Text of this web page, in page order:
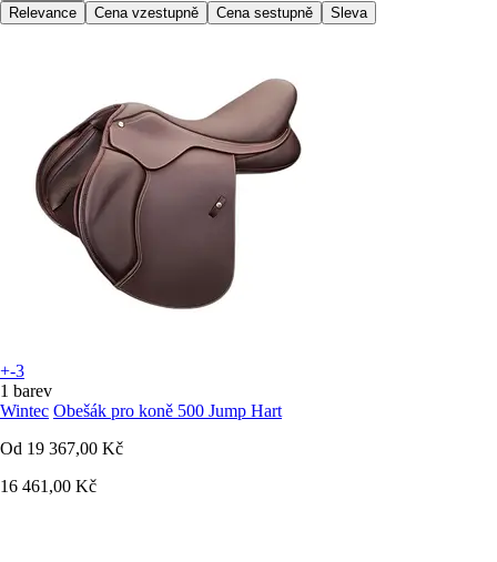
Relevance
Cena vzestupně Cena sestupně Sleva
+-3
1 barev
Wintec Obešák pro koně 500 Jump Hart
Od 19 367,00 Kč
16 461,00 Kč